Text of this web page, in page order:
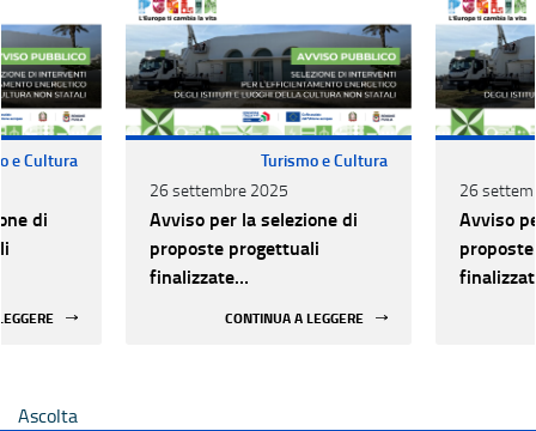
e Cultura
di
Turismo e Cultura
26 settembre 2025
Avviso per la selezione di
proposte progettuali
finalizzate
CONTINUA A LEGGERE
26
Avviso
Ascolta